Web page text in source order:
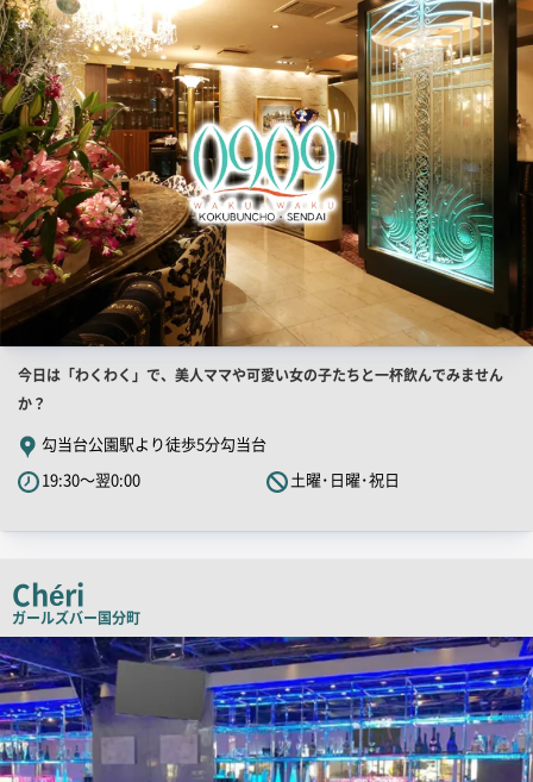
ー
舗
PR
画
像
店
舗
PR
キ
ャ
ピ
ー
今日は「わくわく」で、美人ママや可愛い女の子たちと一杯飲んでみません
か？
勾当台公園駅より徒歩5分勾当台
19:30～翌0:00
土曜･日曜･祝日
Chéri
ガールズバー国分町
店
舗
PR
画
像